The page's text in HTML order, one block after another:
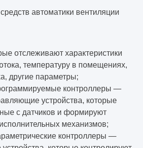
автоматики вентиляции
отслеживают характеристики
температуру в помещениях,
другие параметры;
контроллеры —
устройства, которые
с датчиков и формируют
механизмов;
контроллеры —